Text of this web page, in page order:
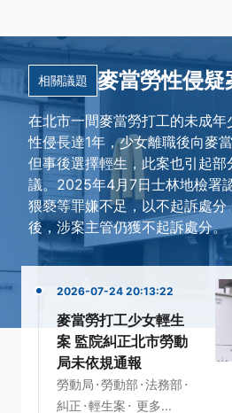
相關議題 麥當勞性侵疑
在北市一間麥當勞打工的未成
性侵長達1年，少女離職後向麥
但事後選擇輕生，此案也引起
議。2025年4月7日士林地檢署
猥褻等罪嫌不足，以不起訴處
後，涉案主管仍獲不起訴處分。
2026-07-24 20:13:22
麥當勞打工少女輕生
案 監院糾正北市勞動
局未依規通報
勞動局 ·勞動部 ·法務部 ·
糾正 ·輕生案 · 更多...